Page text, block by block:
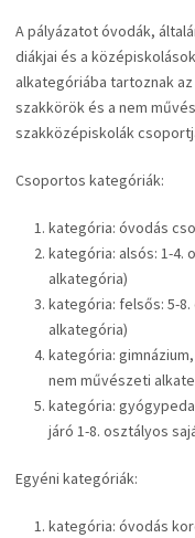
A pályázatot óvodák,
diákjai és a
alkategóriába tartoznak
szakkörök és a nem
szakközépiskolák
Csoportos kategóriák:
kategória: óvodás
kategória: alsós: 1-4.
alkategória)
kategória: felsős: 5-
alkategória)
kategória:
nem művészeti
kategória:
járó 1-8. osztályos
Egyéni kategóriák:
kategória: óvodás